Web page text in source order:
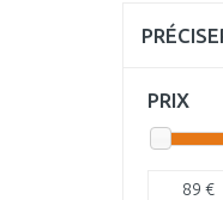
PRIX
89 €